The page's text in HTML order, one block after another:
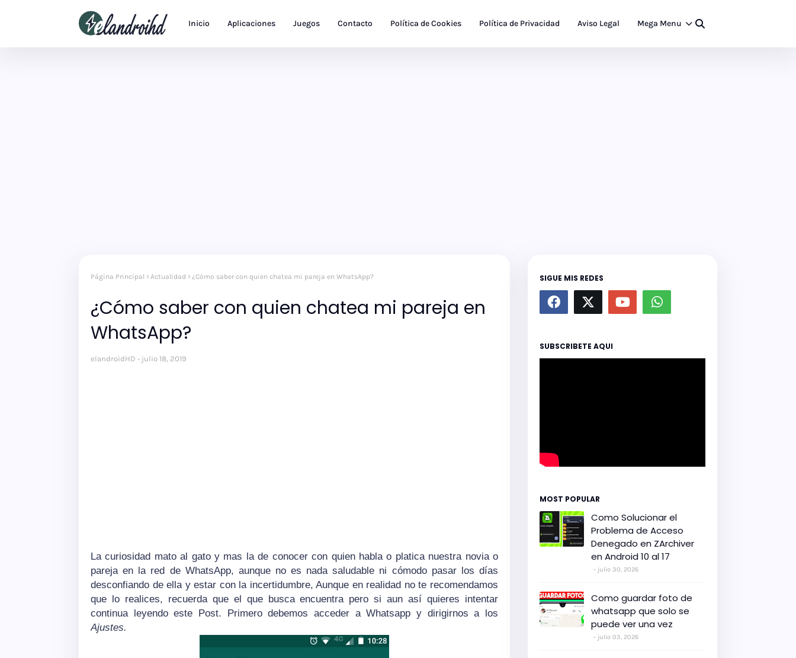
Inicio Aplicaciones Juegos Contacto Política de Cookies Política de Privacidad Aviso Legal Mega Menu
Página Principal Actualidad ¿Cómo saber con quien chatea mi pareja en WhatsApp?
¿Cómo saber con quien chatea mi pareja en
WhatsApp?
elandroidHD julio 18, 2019
La curiosidad mato al gato y mas la de conocer con quien habla o platica nuestra novia o
pareja en la red de WhatsApp, aunque no es nada saludable ni cómodo pasar los días
desconfiando de ella y estar con la incertidumbre, Aunque en realidad no te recomendamos
que lo realices, recuerda que el que busca encuentra pero si aun así quieres intentar
continua leyendo este Post. Primero debemos acceder a Whatsapp y dirigirnos a los
Ajustes.
SIGUE MIS REDES
SUBSCRIBETE AQUI
MOST POPULAR
Como Solucionar el
Problema de Acceso
Denegado en ZArchiver
en Android 10 al 17
julio 30, 2026
Como guardar foto de
whatsapp que solo se
puede ver una vez
julio 03, 2026